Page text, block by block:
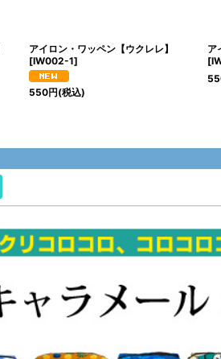
アイロン・ワッペン【ウクレレ】
[IW002-1]
550円(税込)
ア
[